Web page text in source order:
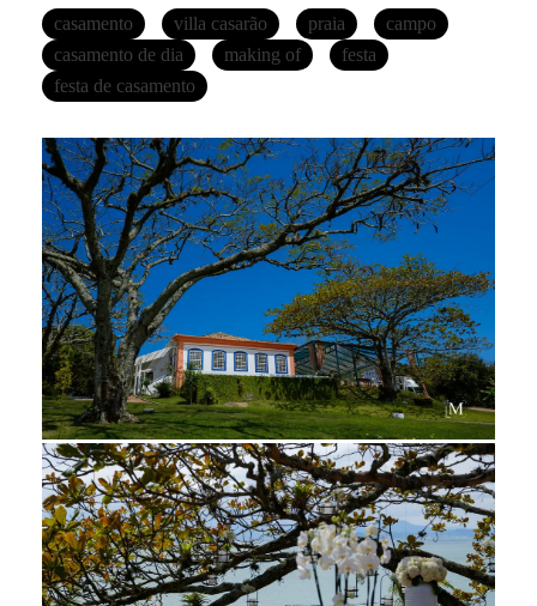
casamento villa casarão praia
campo
casamento de dia
making of
festa
festa de casamento